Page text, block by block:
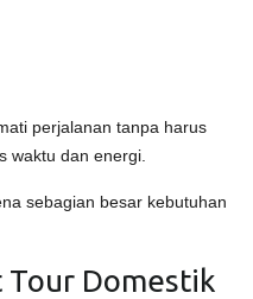
perjalanan tanpa harus
waktu dan energi.
sebagian besar kebutuhan
Tour Domestik